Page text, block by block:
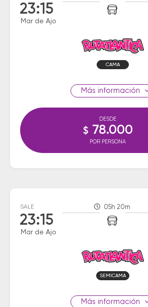
23:15
Mar de Ajo
CAMA
información
DESDE
$ 78.000
POR PERSONA
SALE
23:15
Mar de Ajo
05h 20m
SEMICAMA
información